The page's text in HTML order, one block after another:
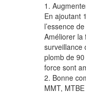
1.
En ajoutant
l’essence
Améliorer la
surveillance
plomb de
force sont
2. Bonne
MMT,